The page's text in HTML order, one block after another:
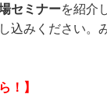
セミナーを紹介
込みください。
！】